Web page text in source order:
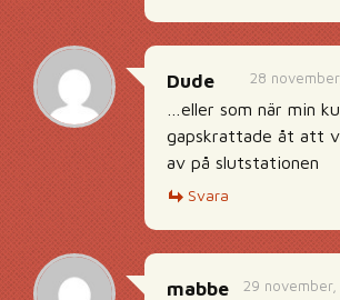
28
Dude
…eller som när min
gapskrattade åt att
av på slutstationen
Svara
29
mabbe